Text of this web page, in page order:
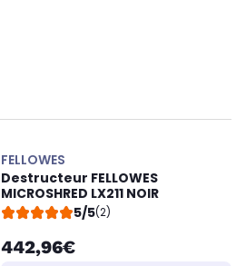
FELLOWES
Destructeur FELLOWES
MICROSHRED LX211 NOIR
5/5(2)
442,96€